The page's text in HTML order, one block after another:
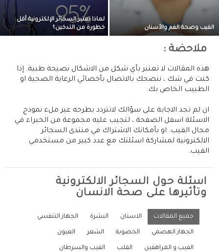
لماذا تعتبر السجائر الإلكترونية أقل
خطورة من التدخين؟
الفيب وصحة الفم والأسنان
ملاحضة :
هذه المقالات لا تعتبر بأي شكل من الاشكال نصيحة طبية. إذا
كنت في شك ، ننصحك بالاتصال بأخصائي الرعاية الصحية او
الطبيب الخاص بك.
ان لم تجد الاجابة على سؤالك لاتتردد بطرحه عبر ملء نموذج
الاسئلة اسفل الصفحة ، لتجيب عليه مجموعة من الخبراء في
مجال الفيب. او بأمكانك الاشتراك في منتدى السجائر
الالكترونية لمشاركة اسئلتك مع عدد كبير من مستخدمي
الفيب.
اسئلة حول السجائر الالكترونية
وتأثيرها على صحة الانسان
جميع المقالات الاسنان البشرة الجهاز التنفسي
الجهاز الهضمي الخصوبة الشعر العيون
الفيب و المراهقين القلب الفيب والسرطان